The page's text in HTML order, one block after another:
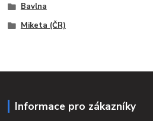
Bavlna
Miketa (ČR)
Informace pro zákazníky